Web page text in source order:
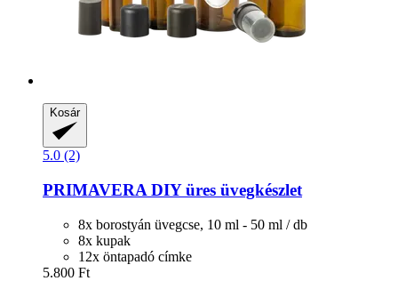
Kosár
5.0 (2)
PRIMAVERA DIY üres üvegkészlet
8x borostyán üvegcse, 10 ml - 50 ml / db
8x kupak
12x öntapadó címke
5.800 Ft